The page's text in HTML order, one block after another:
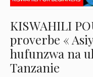
KISWAHILI
proverbe «
hufunzwa na
Tanzanie